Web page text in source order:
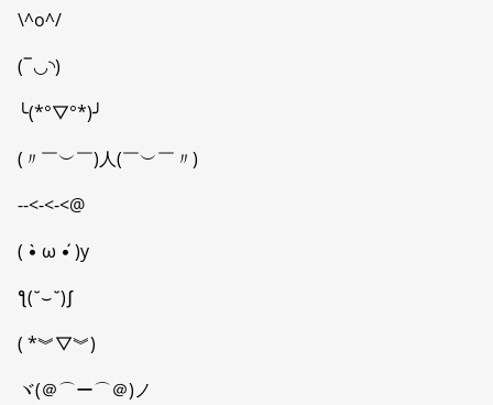
\^o^/
(‾◡◝)
╰(*°▽°*)╯
(〃￣︶￣)人(￣︶￣〃)
--<-<-<@
( •̀ ω •́ )y
ƪ(˘⌣˘)ʃ
( *︾▽︾)
ヾ(＠⌒ー⌒＠)ノ